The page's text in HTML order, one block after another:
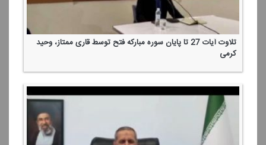
تلاوت آیات 27 تا پایان سوره مباركه فتح توسط قاری ممتاز، وحید
كرمی